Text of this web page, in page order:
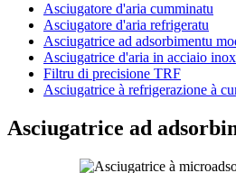
Asciugatore d'aria cumminatu
Asciugatore d'aria refrigeratu
Asciugatrice ad adsorbimentu
Asciugatrice d'aria in acciaio inox
Filtru di precisione TRF
Asciugatrice à refrigerazione à
Asciugatrice ad